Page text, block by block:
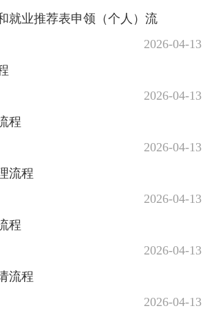
就业推荐表申领（个人）流
2026-04-13
2026-04-13
程
2026-04-13
流程
2026-04-13
程
2026-04-13
流程
2026-04-13